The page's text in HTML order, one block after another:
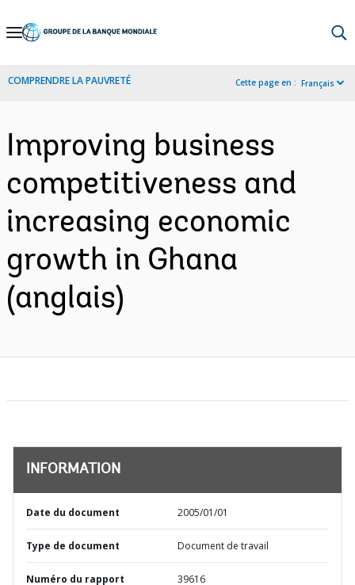
Skip
Navigation
COMPRENDRE LA PAUVRETÉ Cette page en : Français
Improving business
competitiveness and
increasing economic
growth in Ghana
(anglais)
INFORMATION
Date du document 2005/01/01
Type de document Document de travail
Numéro du rapport 39616